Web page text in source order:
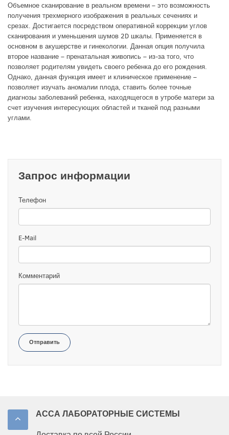
Объемное сканирование в реальном времени – это возможность
получения трехмерного изображения в реальных сечениях и
срезах. Достигается посредством оперативной коррекции углов
сканирования и уменьшения шумов 2D шкалы. Применяется в
основном в акушерстве и гинекологии. Данная опция получила
второе название – пренатальная живопись – из-за того, что
позволяет родителям увидеть своего ребенка до его рождения.
Однако, данная функция имеет и клиническое применение –
позволяет изучать аномалии плода, ставить более точные
диагнозы заболеваний ребенка, находящегося в утробе матери за
счет изучения интересующих областей и тканей под разными
углами.
Запрос информации
Телефон
E-Mail
Комментарий
Отправить
АССА ЛАБОРАТОРНЫЕ СИСТЕМЫ